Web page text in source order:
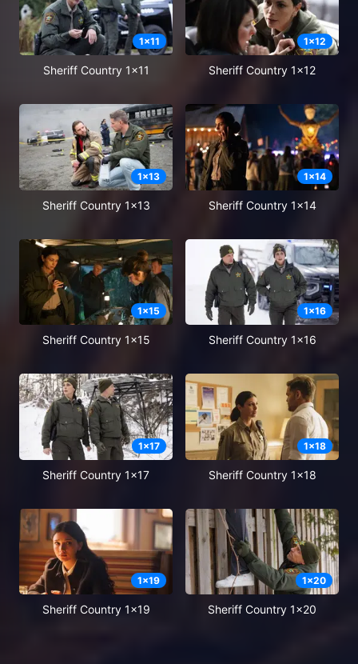
1x11
Sheriff Country 1x11
1x12
Sheriff Country 1x12
1x13
Sheriff Country 1x13
1x14
Sheriff Country 1x14
1x15
Sheriff Country 1x15
1x16
Sheriff Country 1x16
1x17
Sheriff Country 1x17
1x18
Sheriff Country 1x18
1x19
Sheriff Country 1x19
1x20
Sheriff Country 1x20